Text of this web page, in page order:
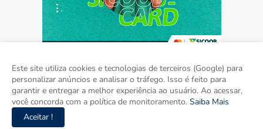
Copyright ©
Home Sobre Contato Mídia Kit
Este site utiliza cookies e tecnologias de terceiros (Google) para
personalizar anúncios e analisar o tráfego. Isso é feito para
garantir e entregar a melhor experiência ao usuário. Ao acessar,
você concorda com a política de monitoramento. Saiba Mais
Aceitar !